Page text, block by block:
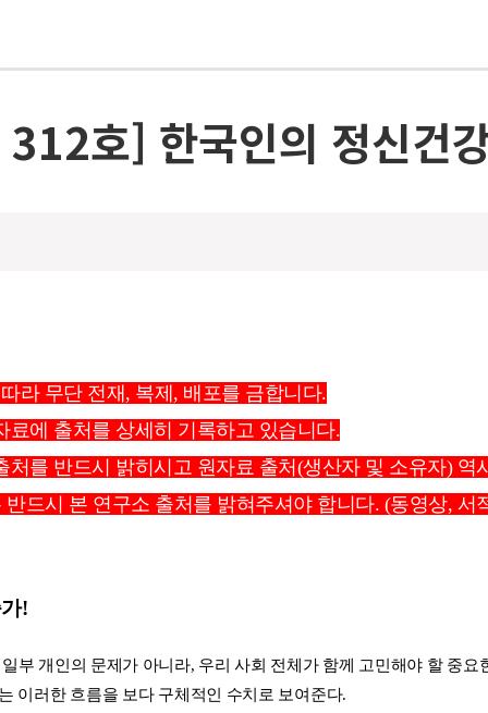
호] 한국인의 정신건
라 무단 전재, 복제, 배포를 금합니다.
에 출처를 상세히 기록하고 있습니다.
를 반드시 밝히시고 원자료 출처(생산자 및 소유자) 역
드시 본 연구소 출처를 밝혀주셔야 합니다. (동영상, 서
!
부 개인의 문제가 아니라, 우리 사회 전체가 함께 고민해야 할 중
이러한 흐름을 보다 구체적인 수치로 보여준다.